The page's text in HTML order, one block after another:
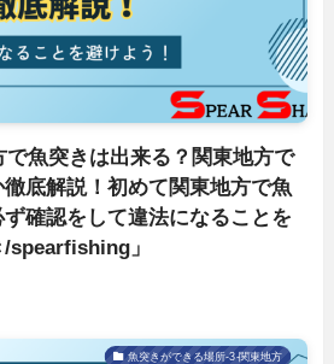
で魚突きは出来る？関東地方で
底解説！初めて関東地方で魚
確認をして違法になることを
spearfishing」
魚突きができる場所-3-関東地方